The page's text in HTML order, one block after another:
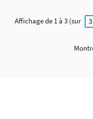
Affichage de 1 à 3 (sur 3